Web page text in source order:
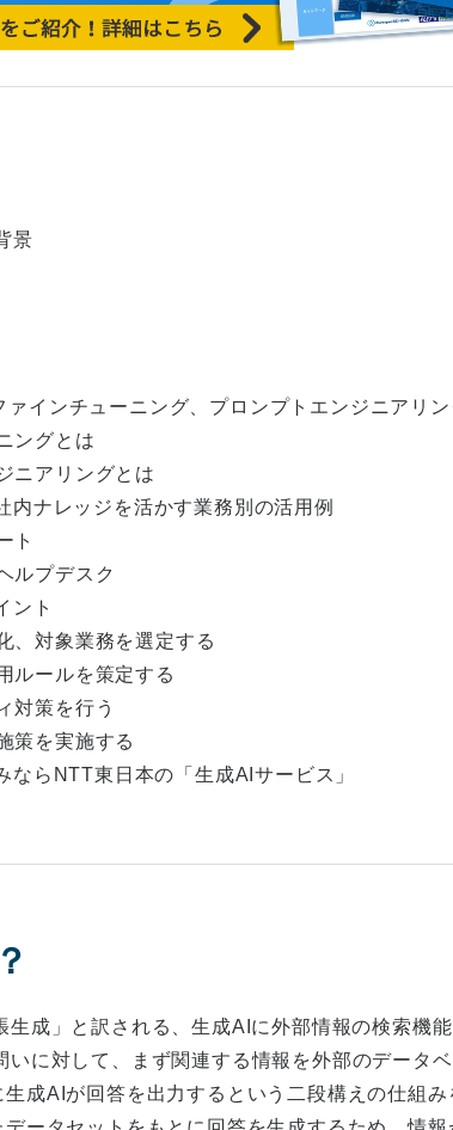
景
インチューニング、プロンプトエンジニアリ
ングとは
ニアリングとは
内ナレッジを活かす業務別の活用例
ト
ルプデスク
ント
、対象業務を選定する
ルールを策定する
対策を行う
策を実施する
らNTT東日本の「生成AIサービス」
生成」と訳される、生成AIに外部情報の検索機
に対して、まず関連する情報を外部のデータ
成AIが回答を出力するという二段構えの仕組